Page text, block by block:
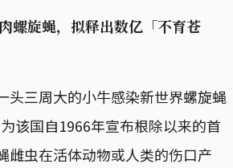
螺旋蝇，拟释出数亿「不育苍
头三周大的小牛感染新世界螺旋蝇
该国自1966年宣布根除以来的首
雌虫在活体动物或人类的伤口产